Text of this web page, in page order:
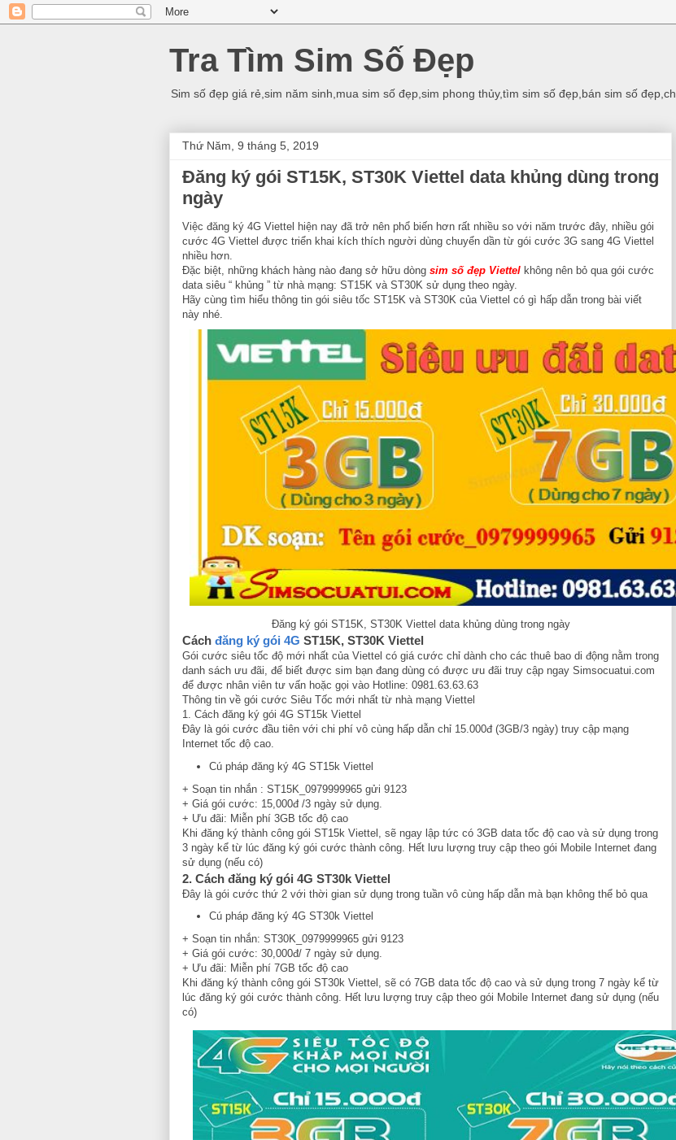
Tra Tìm Sim Số Đẹp
Sim số đẹp giá rẻ,sim năm sinh,mua sim số đẹp,sim phong thủy,tìm sim số đẹp,bán sim số
Thứ Năm, 9 tháng 5, 2019
Đăng ký gói ST15K, ST30K Viettel data khủng dùng trong
ngày
Việc đăng ký 4G Viettel hiện nay đã trở nên phổ biến hơn rất nhiều so với năm trước đây, nhiều gói
cước 4G Viettel được triển khai kích thích người dùng chuyển dần từ gói cước 3G sang 4G Viettel
nhiều hơn.
Đặc biệt, những khách hàng nào đang sở hữu dòng sim số đẹp Viettel không nên bỏ qua gói cước
data siêu “ khủng ” từ nhà mạng: ST15K và ST30K sử dụng theo ngày.
Hãy cùng tìm hiểu thông tin gói siêu tốc ST15K và ST30K của Viettel có gì hấp dẫn trong bài viết
này nhé.
Đăng ký gói ST15K, ST30K Viettel data khủng dùng trong ngày
Cách đăng ký gói 4G ST15K, ST30K Viettel
Gói cước siêu tốc độ mới nhất của Viettel có giá cước chỉ dành cho các thuê bao di động nằm trong
danh sách ưu đãi, để biết được sim bạn đang dùng có được ưu đãi truy cập ngay Simsocuatui.com
để được nhân viên tư vấn hoặc gọi vào Hotline: 0981.63.63.63
Thông tin về gói cước Siêu Tốc mới nhất từ nhà mạng Viettel
1. Cách đăng ký gói 4G ST15k Viettel
Đây là gói cước đầu tiên với chi phí vô cùng hấp dẫn chỉ 15.000đ (3GB/3 ngày) truy cập mạng
Internet tốc độ cao.
Cú pháp đăng ký 4G ST15k Viettel
+ Soạn tin nhắn : ST15K_0979999965 gửi 9123
+ Giá gói cước: 15,000đ /3 ngày sử dụng.
+ Ưu đãi: Miễn phí 3GB tốc độ cao
Khi đăng ký thành công gói ST15k Viettel, sẽ ngay lập tức có 3GB data tốc độ cao và sử dụng trong
3 ngày kể từ lúc đăng ký gói cước thành công. Hết lưu lượng truy cập theo gói Mobile Internet đang
sử dụng (nếu có)
2. Cách đăng ký gói 4G ST30k Viettel
Đây là gói cước thứ 2 với thời gian sử dụng trong tuần vô cùng hấp dẫn mà bạn không thể bỏ qua
Cú pháp đăng ký 4G ST30k Viettel
+ Soạn tin nhắn: ST30K_0979999965 gửi 9123
+ Giá gói cước: 30,000đ/ 7 ngày sử dụng.
+ Ưu đãi: Miễn phí 7GB tốc độ cao
Khi đăng ký thành công gói ST30k Viettel, sẽ có 7GB data tốc độ cao và sử dụng trong 7 ngày kể từ
lúc đăng ký gói cước thành công. Hết lưu lượng truy cập theo gói Mobile Internet đang sử dụng (nếu
có)